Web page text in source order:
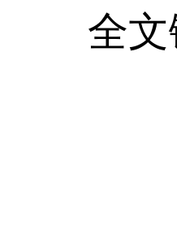
全文链